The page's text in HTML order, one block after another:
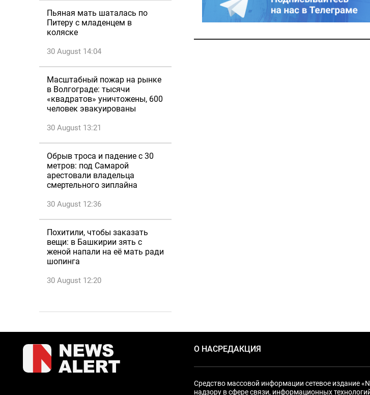
Пьяная мать шаталась по
Питеру с младенцем в
коляске
30 August 14:04
Масштабный пожар на рынке
в Волгограде: тысячи
«квадратов» уничтожены, 600
человек эвакуированы
30 August 13:21
Обрыв троса и падение с 30
метров: под Самарой
арестовали владельца
смертельного зиплайна
30 August 12:36
Похитили, чтобы заказать
вещи: в Башкирии зять с
женой напали на её мать ради
шопинга
30 August 12:20
О НАСРЕДАКЦИЯ
Средство массовой информации сетевое издание
надзору в сфере связи, информационных